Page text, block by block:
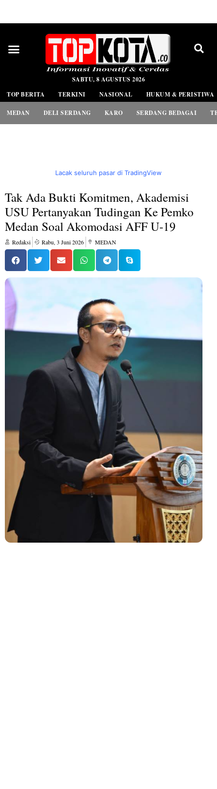
SABTU, 8 AGUSTUS 2026
TOP BERITA
TERKINI NASIONAL HUKUM & PERISTIWA
MEDAN DELI SERDANG KARO SERDANG BEDAGAI
Lacak seluruh pasar di TradingView
Tak Ada Bukti Komitmen, Akademisi
USU Pertanyakan Tudingan Ke Pemko
Medan Soal Akomodasi AFF U-19
Redaksi Rabu, 3 Juni 2026 MEDAN